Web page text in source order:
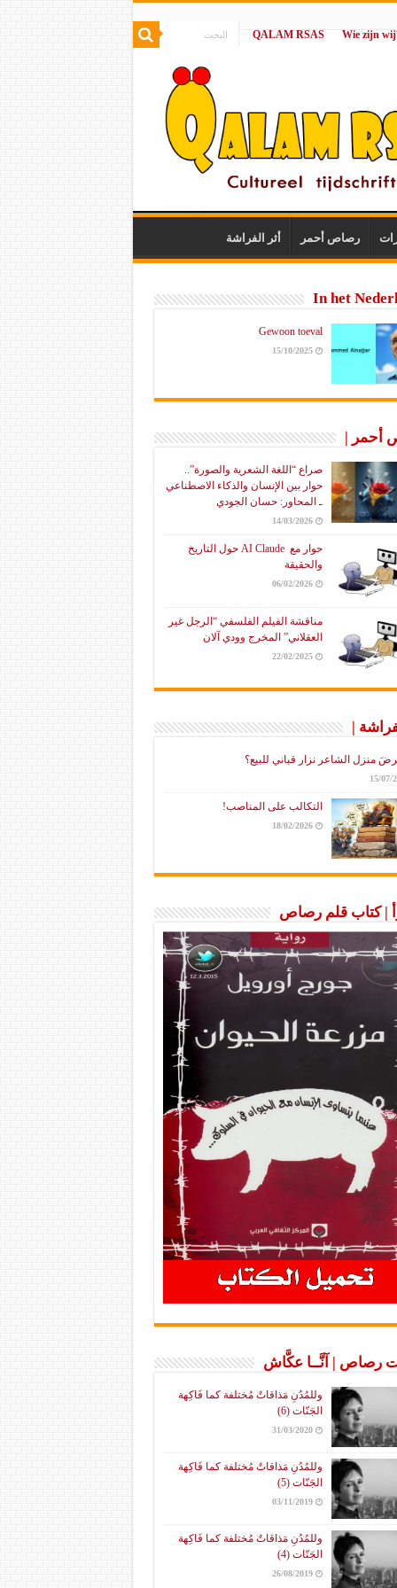
|
QALAM RSAS
رصاص أحمر أثر الفراشة
In het
Gewoon toeval
15/10/2025
أحمر |
صراع “اللغة الشعرية والصورة”..
حوار بين الإنسان والذكاء الاصطناعي
ـ المحاور: حسان الجودي
14/03/2026
حوار مع AI Claude حول التاريخ
والحقيقة
06/02/2026
مناقشة الفيلم الفلسفي “الرجل غير
العقلاني” المخرج وودي آلان
22/02/2025
|
منزل الشاعر نزار قباني للبيع؟
15/07/
التكالب على المناصب!
18/02/2026
| كتاب قلم رصاص
رصاص | آنَّــا عكَّاش
وللمُدُنِ مَذاقاتٌ مُختلفة كما فَاكِهة
الجَنّات (6)
31/03/2020
وللمُدُنِ مَذاقاتٌ مُختلفة كما فَاكِهة
الجَنّات (5)
03/11/2019
وللمُدُنِ مَذاقاتٌ مُختلفة كما فَاكِهة
الجَنّات (4)
26/08/2019